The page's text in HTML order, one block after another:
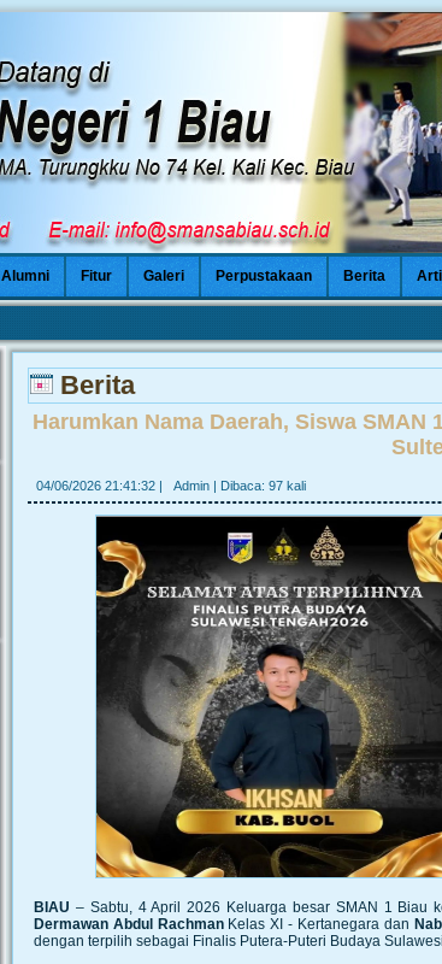
Alumni Fitur Galeri Perpustakaan Berita
Berita
Harumkan Nama Daerah, Siswa
04/06/2026 21:41:32 | Admin | Dibaca: 97 kali
BIAU – Sabtu, 4 April 2026 Keluarga besar SMAN 1 Biau
Dermawan Abdul Rachman Kelas XI - Kertanegara dan
dengan terpilih sebagai Finalis Putera-Puteri Budaya